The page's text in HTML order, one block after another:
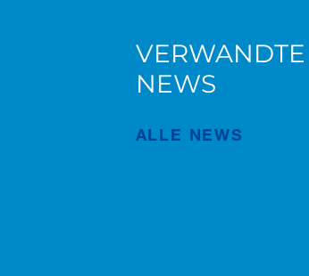
VERWANDTE
NEWS
ALLE NEWS
AC 5.250L-2 für Süderau